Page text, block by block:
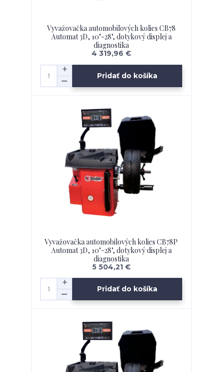
Vyvažovačka automobilových kolies CB78
Automat 3D, 10"-28", dotykový displej a
diagnostika
4 319,96 €
Pridať do košíka
Vyvažovačka automobilových kolies CB78P
Automat 3D, 10"-28", dotykový displej a
diagnostika
5 504,21 €
Pridať do košíka